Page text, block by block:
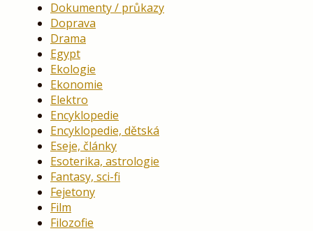
Dokumenty / průkazy
Doprava
Drama
Egypt
Ekologie
Ekonomie
Elektro
Encyklopedie
Encyklopedie, dětská
Eseje, články
Esoterika, astrologie
Fantasy, sci-fi
Fejetony
Film
Filozofie